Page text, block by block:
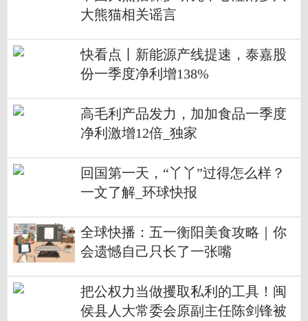
大熊猫相关谣言
快看点丨新能源产线提速，泰嘉股
份一季度净利增138%
高毛利产品发力，加加食品一季度
净利激增12倍_独家
回国第一天，“丫丫”过得怎么样？
一文了解_环球快报
全球快播：五一衡阳美食攻略｜你
会遗憾自己只长了一张嘴
把公权力当做攫取私利的工具！闽
侯县人大常委会原副主任陈剑锋被